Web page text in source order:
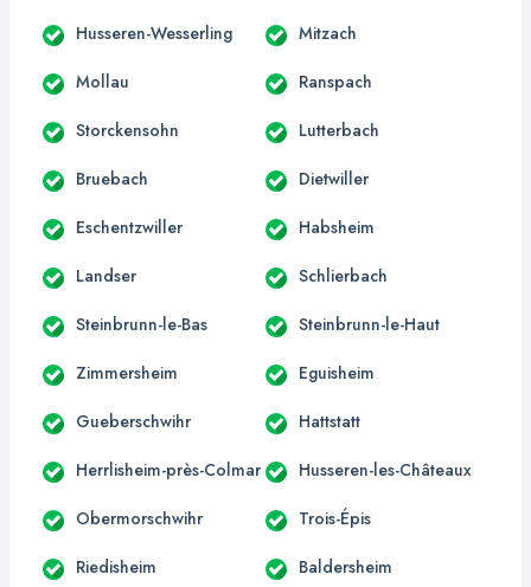
Husseren-Wesserling Mitzach
Mollau Ranspach
Storckensohn Lutterbach
Bruebach Dietwiller
Eschentzwiller Habsheim
Landser Schlierbach
Steinbrunn-le-Bas Steinbrunn-le-Haut
Zimmersheim Eguisheim
Gueberschwihr Hattstatt
Herrlisheim-près-Colmar Husseren-les-Châteaux
Obermorschwihr Trois-Épis
Riedisheim Baldersheim